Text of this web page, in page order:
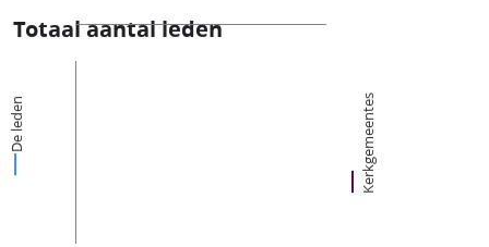
Totaal aantal leden
De leden Kerkgemeentes